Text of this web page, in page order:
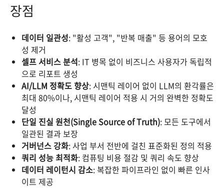
장점
데이터 일관성: "활성 고객", "반복 매출" 등 용어의 모호
성 제거
셀프 서비스 분석: IT 병목 없이 비즈니스 사용자가 독립적
으로 리포트 생성
AI/LLM 정확도 향상: 시맨틱 레이어 없이 LLM의 환각률은
최대 80%이나, 시맨틱 레이어 적용 시 거의 완벽한 정확도
달성
단일 진실 원천(Single Source of Truth): 모든 도구에서
일관된 결과 보장
거버넌스 강화: 사업 부서 전반에 걸친 표준화된 정의 적용
쿼리 성능 최적화: 컴퓨팅 비용 절감 및 쿼리 속도 향상
데이터 레이턴시 감소: 복잡한 파이프라인 없이 빠른 인사
이트 제공